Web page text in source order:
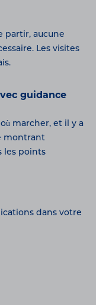
partir, aucune
Les visites
guidance
marcher, et il y a
montrant
les points
dans votre